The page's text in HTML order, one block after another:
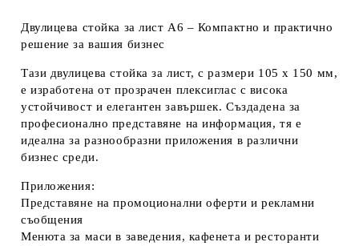
Ние ще се свържем с вас в рамките на работния ден.
Двулицева стойка за лист A6 – Компактно и практично
решение за вашия бизнес
Тази двулицева стойка за лист, с размери 105 х 150 мм,
е изработена от прозрачен плексиглас с висока
устойчивост и елегантен завършек. Създадена за
професионално представяне на информация, тя е
идеална за разнообразни приложения в различни
бизнес среди.
Приложения:
Представяне на промоционални оферти и рекламни
съобщения
Менюта за маси в заведения, кафенета и ресторанти